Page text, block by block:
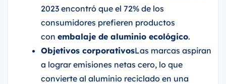
2023 encontró que el 72% de los
consumidores prefieren productos
con embalaje de aluminio ecológico.
Objetivos corporativosLas marcas aspiran
a lograr emisiones netas cero, lo que
convierte al aluminio reciclado en una